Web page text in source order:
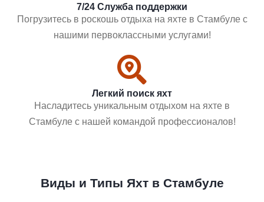
7/24 Служба поддержки
Погрузитесь в роскошь отдыха на яхте в Стамбуле с
нашими первоклассными услугами!
Легкий поиск яхт
Насладитесь уникальным отдыхом на яхте в
Стамбуле с нашей командой профессионалов!
Виды и Типы Яхт в Стамбуле